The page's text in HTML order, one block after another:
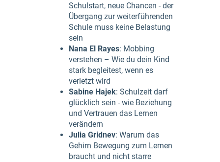
Schulstart, neue Chancen - der
Übergang zur weiterführenden
Schule muss keine Belastung
sein
Nana El Rayes: Mobbing
verstehen – Wie du dein Kind
stark begleitest, wenn es
verletzt wird
Sabine Hajek: Schulzeit darf
glücklich sein - wie Beziehung
und Vertrauen das Lernen
verändern
Julia Gridnev: Warum das
Gehirn Bewegung zum Lernen
braucht und nicht starre